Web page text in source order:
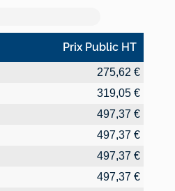
Prix Public HT
Prix Public HT
275,62 €
319,05 €
497,37 €
497,37 €
497,37 €
497,37 €